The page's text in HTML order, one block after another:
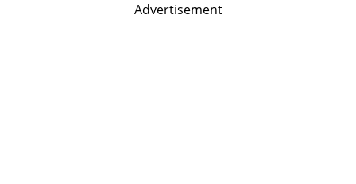
Advertisement